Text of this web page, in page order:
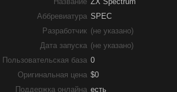
Название ZX Spectrum
Аббревиатура SPEC
Разработчик (не указано)
Дата запуска (не указано)
Пользовательская база 0
Оригинальная цена $0
Поддержка онлайна есть